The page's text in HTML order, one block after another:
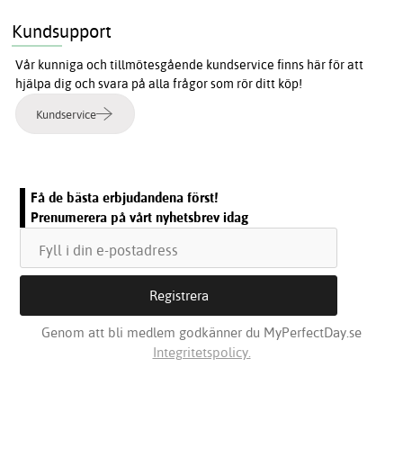
Kundsupport
Vår kunniga och tillmötesgående kundservice finns här för att
hjälpa dig och svara på alla frågor som rör ditt köp!
Kundservice
Få de bästa erbjudandena först!
Prenumerera på vårt nyhetsbrev idag
Genom att bli medlem godkänner du MyPerfectDay.se
Integritetspolicy.